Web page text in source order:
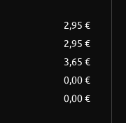
2,95 €
2,95 €
3,65 €
0,00 €
0,00 €